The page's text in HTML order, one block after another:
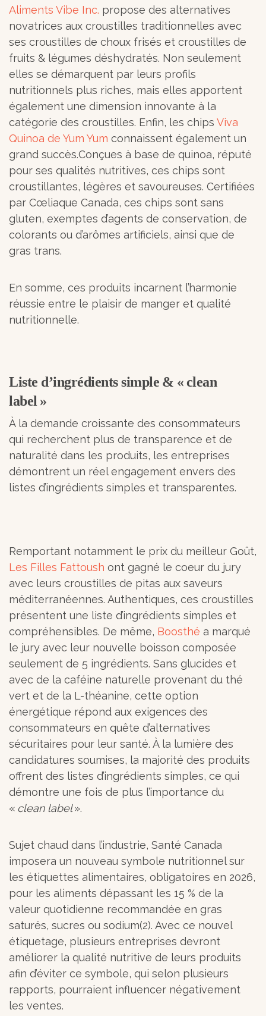
Aliments Vibe Inc. propose des alternatives
novatrices aux croustilles traditionnelles avec
ses croustilles de choux frisés et croustilles de
fruits & légumes déshydratés. Non seulement
elles se démarquent par leurs profils
nutritionnels plus riches, mais elles apportent
également une dimension innovante à la
catégorie des croustilles. Enfin, les chips Viva
Quinoa de Yum Yum connaissent également un
grand succès.Conçues à base de quinoa, réputé
pour ses qualités nutritives, ces chips sont
croustillantes, légères et savoureuses. Certifiées
par Cœliaque Canada, ces chips sont sans
gluten, exemptes d’agents de conservation, de
colorants ou d’arômes artificiels, ainsi que de
gras trans.
En somme, ces produits incarnent l’harmonie
réussie entre le plaisir de manger et qualité
nutritionnelle.
Liste d’ingrédients simple & « clean
label »
À la demande croissante des consommateurs
qui recherchent plus de transparence et de
naturalité dans les produits, les entreprises
démontrent un réel engagement envers des
listes d’ingrédients simples et transparentes.
Remportant notamment le prix du meilleur Goût,
Les Filles Fattoush ont gagné le coeur du jury
avec leurs croustilles de pitas aux saveurs
méditerranéennes. Authentiques, ces croustilles
présentent une liste d’ingrédients simples et
compréhensibles. De même, Boosthé a marqué
le jury avec leur nouvelle boisson composée
seulement de 5 ingrédients. Sans glucides et
avec de la caféine naturelle provenant du thé
vert et de la L-théanine, cette option
énergétique répond aux exigences des
consommateurs en quête d’alternatives
sécuritaires pour leur santé. À la lumière des
candidatures soumises, la majorité des produits
offrent des listes d’ingrédients simples, ce qui
démontre une fois de plus l’importance du
« clean label».
Sujet chaud dans l’industrie, Santé Canada
imposera un nouveau symbole nutritionnel sur
les étiquettes alimentaires, obligatoires en 2026,
pour les aliments dépassant les 15 % de la
valeur quotidienne recommandée en gras
saturés, sucres ou sodium(2). Avec ce nouvel
étiquetage, plusieurs entreprises devront
améliorer la qualité nutritive de leurs produits
afin d’éviter ce symbole, qui selon plusieurs
rapports, pourraient influencer négativement
les ventes.